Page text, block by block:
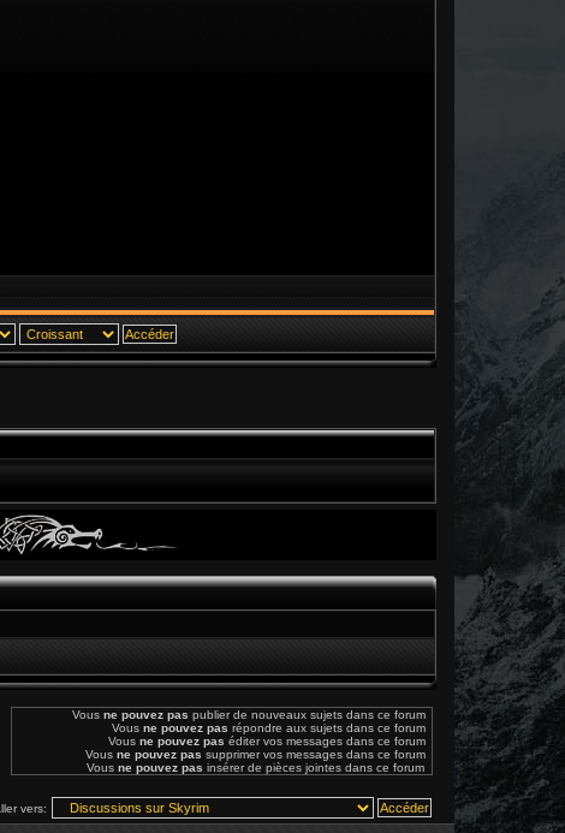
Vous ne pouvez pas publier de nouveaux sujets dans ce forum
Vous ne pouvez pas répondre aux sujets dans ce forum
Vous ne pouvez pas éditer vos messages dans ce forum
Vous ne pouvez pas supprimer vos messages dans ce forum
Vous ne pouvez pas insérer de pièces jointes dans ce forum
vers: